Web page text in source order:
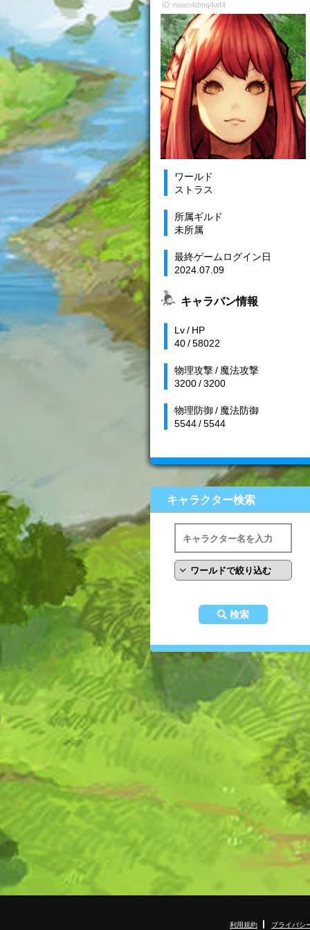
ID: newn4dmq4wf4
ワールド
ストラス
所属ギルド
未所属
最終ゲームログイン日
2024.07.09
キャラバン情報
Lv / HP
40 / 58022
物理攻撃 / 魔法攻撃
3200 / 3200
物理防御 / 魔法防御
5544 / 5544
キャラクター検索
検索
利用規約 プライバシ